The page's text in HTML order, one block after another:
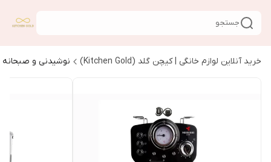
جستجو
خرید آنلاین لوازم خانگی | کیچن گلد (Kitchen Gold) نوشیدنی و صبحانه